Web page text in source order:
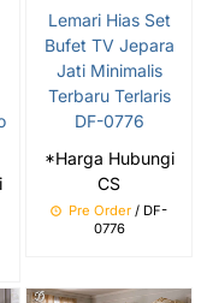
Lemari Hias Set
Bufet TV Jepara
Jati Minimalis
Terbaru Terlaris
DF-0776
*Harga Hubungi
CS
Pre Order / DF-
0776